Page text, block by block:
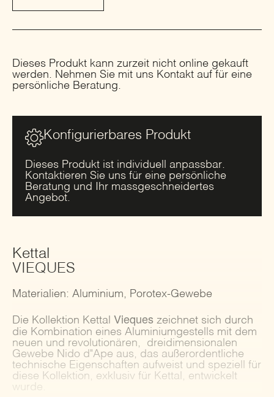
Dieses Produkt kann zurzeit nicht online gekauft
werden. Nehmen Sie mit uns Kontakt auf für eine
persönliche Beratung.
Konfigurierbares Produkt
Dieses Produkt ist individuell anpassbar.
Kontaktieren Sie uns für eine persönliche
Beratung und Ihr massgeschneidertes
Angebot.
Kettal
VIEQUES
Materialien: Aluminium, Porotex-Gewebe
Die Kollektion Kettal Vieques zeichnet sich durch
die Kombination eines Aluminiumgestells mit dem
neuen und revolutionären, dreidimensionalen
Gewebe Nido d"Ape aus, das außerordentliche
technische Eigenschaften aufweist und speziell für
diese Kollektion, exklusiv für Kettal, entwickelt
wurde.